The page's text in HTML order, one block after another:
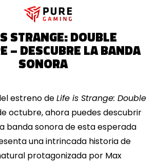
STRANGE: DOUBLE
– DESCUBRE LA BANDA
SONORA
estreno deLife is Strange: Double
octubre, ahora puedes descubrir
banda sonora de esta esperada
una intrincada historia de
protagonizada por Max